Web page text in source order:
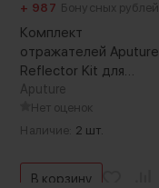
+ 987 Бонусных рублей
Комплект
отражателей Aputure
Reflector Kit для
STORM XT52
Aputure
Нет оценок
Наличие: 2 шт.
В корзину